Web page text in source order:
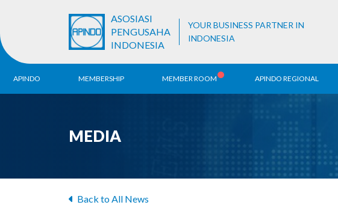
ASOSIASI
PENGUSAHA
INDONESIA
YOUR BUSINESS PARTNER IN
INDONESIA
APINDO
Vision & Mission
MEMBERSHIP MEMBER ROOM APINDO REGIONAL
MEDIA
Back to All News